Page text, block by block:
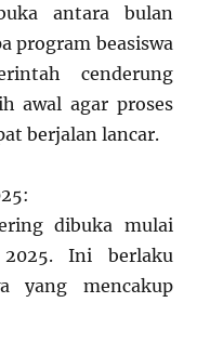
antara bulan
program beasiswa
cenderung
awal agar proses
berjalan lancar.
dibuka mulai
Ini berlaku
yang mencakup